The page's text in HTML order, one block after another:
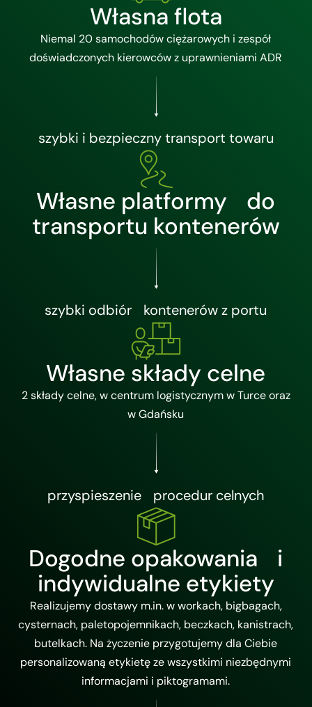
Własna flota
Niemal 20 samochodów ciężarowych i zespół
doświadczonych kierowców z uprawnieniami ADR
szybki i bezpieczny transport towaru
Własne platformy do
transportu kontenerów
szybki odbiór kontenerów z portu
Własne składy celne
2 składy celne, w centrum logistycznym w Turce oraz
w Gdańsku
przyspieszenie procedur celnych
Dogodne opakowania i
indywidualne etykiety
Realizujemy dostawy m.in. w workach, bigbagach,
cysternach, paletopojemnikach, beczkach, kanistrach,
butelkach. Na życzenie przygotujemy dla Ciebie
personalizowaną etykietę ze wszystkimi niezbędnymi
informacjami i piktogramami.